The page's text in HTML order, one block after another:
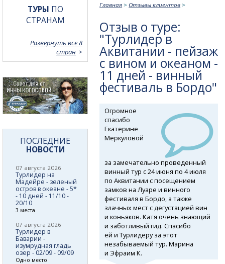
Главная > Отзывы клиентов >
Отзыв о туре:
"Турлидер в
Аквитании - пейзаж
с вином и океаном -
11 дней - винный
фестиваль в Бордо"
Огромное
спасибо
Екатерине
Меркуловой
за замечательно проведенный
винный тур с 24 июня по 4 июля
по Аквитании с посещением
замков на Луаре и винного
фестиваля в Бордо, а также
злачных мест с дегустацией вин
и коньяков. Катя очень знающий
и заботливый гид. Спасибо
ей и Турлидеру за этот
незабываемый тур. Марина
и Эфраим К.
ТУРЫ ПО
СТРАНАМ
Развернуть все 8
стран
ПОСЛЕДНИЕ
НОВОСТИ
07 августа 2026
Турлидер на
Мадейре - зеленый
остров в океане - 5*
- 10 дней - 11/10 -
20/10
3 места
07 августа 2026
Турлидер в
Баварии -
изумрудная гладь
озер - 02/09 - 09/09
Одно место